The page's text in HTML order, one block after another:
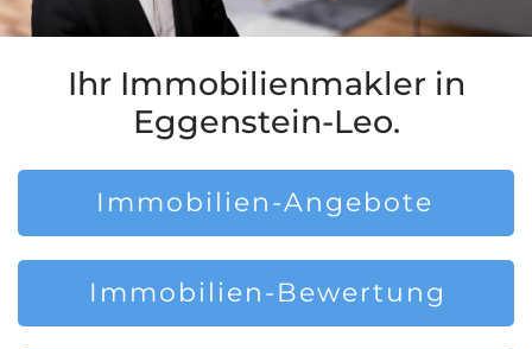
Ihr Immobilienmakler in
Eggenstein-Leo.
Immobilien-Angebote
Immobilien-Bewertung